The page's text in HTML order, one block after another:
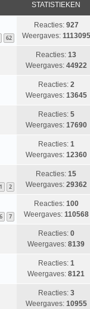
STATISTIEKEN
62
Reacties: 927
Weergaves: 1113095
Reacties: 13
Weergaves: 44922
Reacties: 2
Weergaves: 13645
Reacties: 5
Weergaves: 17690
Reacties: 1
Weergaves: 12360
1 2
Reacties: 15
Weergaves: 29362
6 7
Reacties: 100
Weergaves: 110568
Reacties: 0
Weergaves: 8139
Reacties: 1
Weergaves: 8121
Reacties: 3
Weergaves: 10955